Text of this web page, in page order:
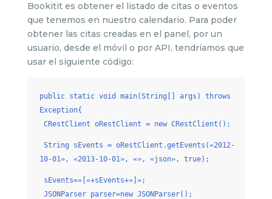
Bookitit es obtener el listado de citas o eventos
que tenemos en nuestro calendario. Para poder
obtener las citas creadas en el panel, por un
usuario, desde el móvil o por API, tendríamos que
usar el siguiente código:
public static void main(String[] args) throws
Exception{
CRestClient oRestClient = new CRestClient();
String sEvents = oRestClient.getEvents(«2012-
10-01», «2013-10-01», «», «json», true);
sEvents=»[«+sEvents+»]»;
JSONParser parser=new JSONParser();